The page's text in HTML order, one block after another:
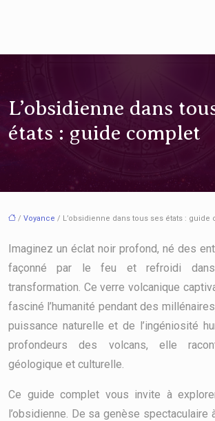
L’obsidienne dans
états : guide complet
/ Voyance / L’obsidienne dans tous ses états : guide
Imaginez un éclat noir profond, né des
façonné par le feu et refroidi
transformation. Ce verre volcanique
fasciné l’humanité pendant des
puissance naturelle et de l’ingéniosité
profondeurs des volcans, elle
géologique et culturelle.
Ce guide complet vous invite à
l’obsidienne. De sa genèse spectaculaire